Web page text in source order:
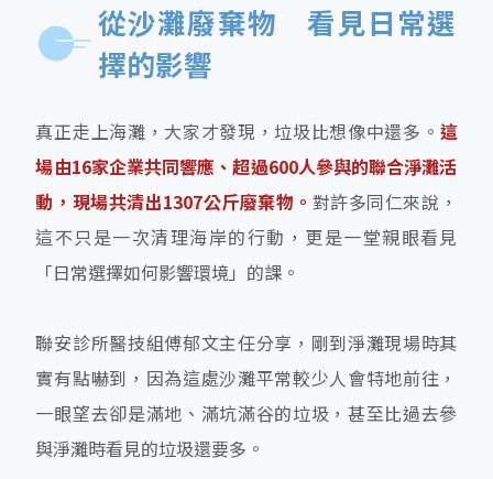
從沙灘廢棄物 看見日常選
擇的影響
真正走上海灘，大家才發現，垃圾比想像中還多。 這
場由16家企業共同響應、超過600人參與的聯合淨灘活
動，現場共清出1307公斤廢棄物。 對許多同仁來說，
這不只是一次清理海岸的行動，更是一堂親眼看見
「日常選擇如何影響環境」的課。
聯安診所醫技組傅郁文主任分享，剛到淨灘現場時其
實有點嚇到，因為這處沙灘平常較少人會特地前往，
一眼望去卻是滿地、滿坑滿谷的垃圾，甚至比過去參
與淨灘時看見的垃圾還要多。